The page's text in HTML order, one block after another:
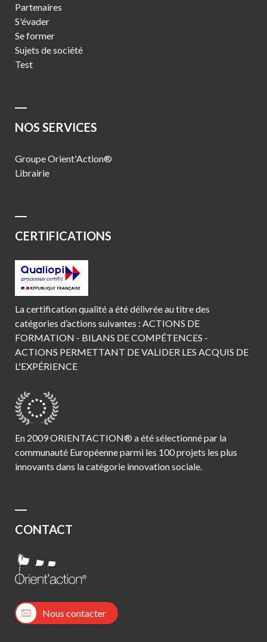
Partenaires
S'évader
Se former
Sujets de société
Test
NOS SERVICES
Groupe Orient'Action®
Librairie
CERTIFICATIONS
La certification qualité a été délivrée au titre des
catégories d’actions suivantes : ACTIONS DE
FORMATION - BILANS DE COMPÉTENCES -
ACTIONS PERMETTANT DE VALIDER LES ACQUIS DE
L'EXPÉRIENCE
En 2009 ORIENTACTION® a été sélectionné par la
communauté Européenne parmi les 100 projets les plus
innovants dans la catégorie innovation sociale.
CONTACT
Nous contacter